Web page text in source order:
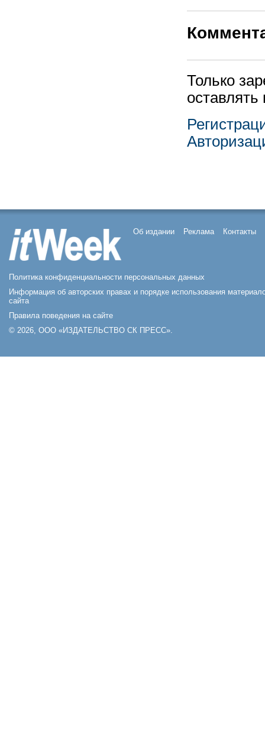
Только
Об издании Реклама Контакты
Политика конфиденциальности персональных данных
Информация об авторских правах и порядке использования
сайта
Правила поведения на сайте
© 2026, ООО «ИЗДАТЕЛЬСТВО СК ПРЕСС».